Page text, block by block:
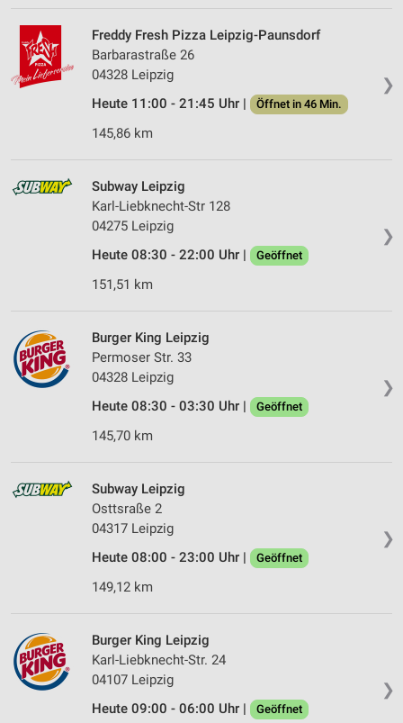
❯
Freddy Fresh Pizza Leipzig-Paunsdorf
Barbarastraße 26
04328 Leipzig
Heute 11:00 - 21:45 Uhr |
Öffnet in 46 Min.
145,86 km
❯
Subway Leipzig
Karl-Liebknecht-Str 128
04275 Leipzig
Heute 08:30 - 22:00 Uhr |
Geöffnet
151,51 km
❯
Burger King Leipzig
Permoser Str. 33
04328 Leipzig
Heute 08:30 - 03:30 Uhr |
Geöffnet
145,70 km
❯
Subway Leipzig
Osttsraße 2
04317 Leipzig
Heute 08:00 - 23:00 Uhr |
Geöffnet
149,12 km
❯
Burger King Leipzig
Karl-Liebknecht-Str. 24
04107 Leipzig
Heute 09:00 - 06:00 Uhr |
Geöffnet